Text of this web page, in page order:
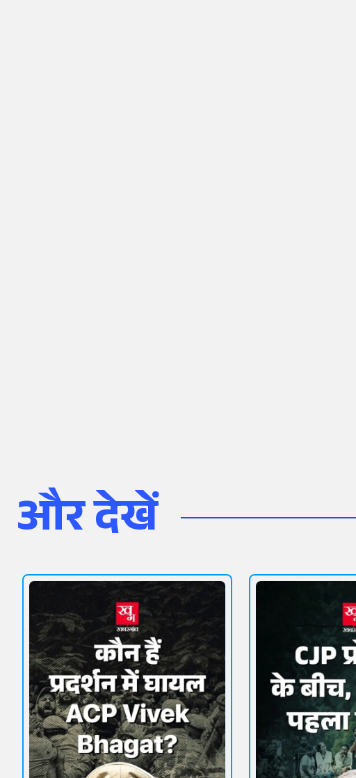
और देखें